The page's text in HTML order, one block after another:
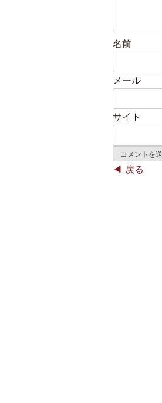
名前
メール
サイト
戻る